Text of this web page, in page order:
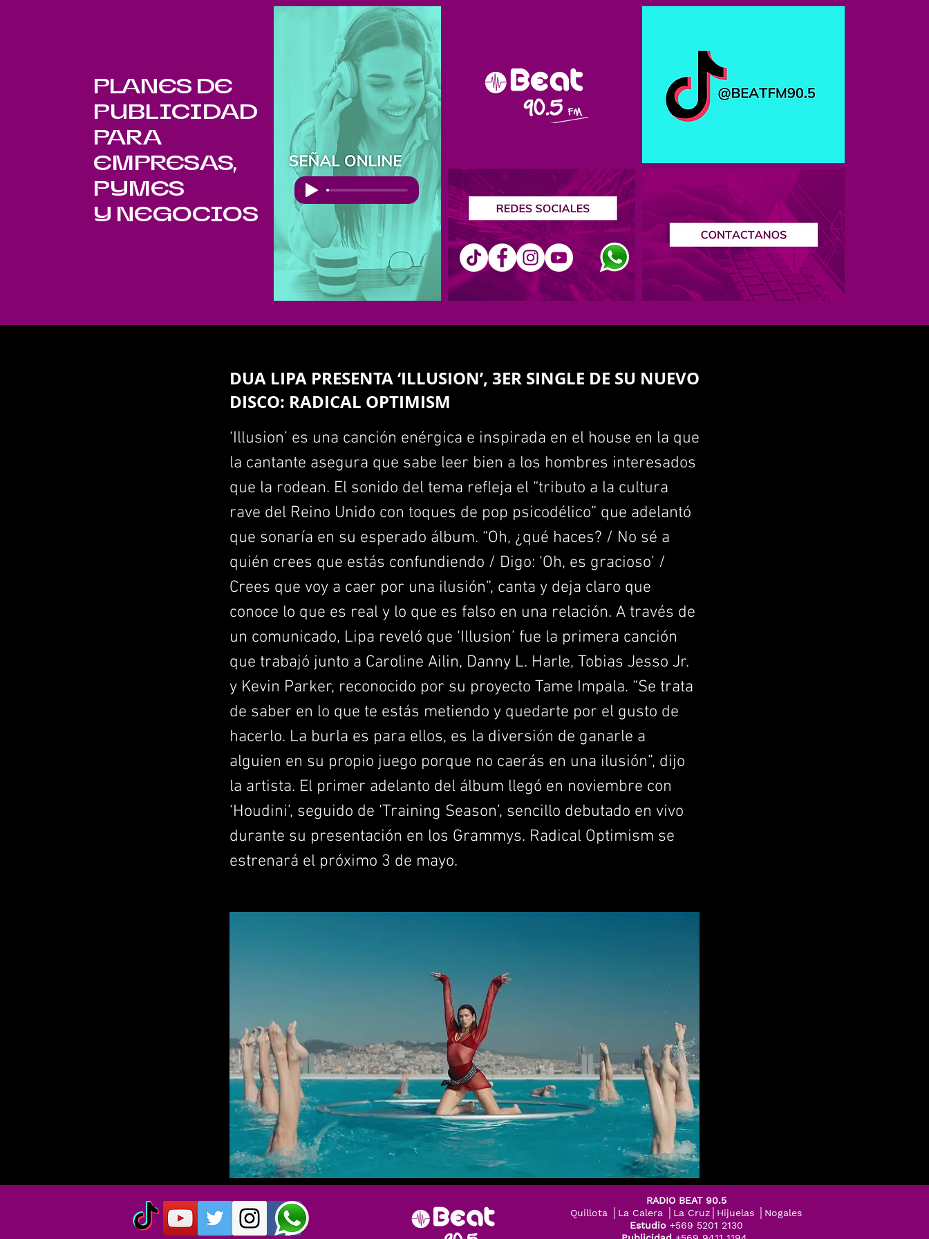
PLANES DE
PUBLICIDAD
PARA
EMPRESAS,
PYMES
Y NEGOCIOS
DUA LIPA PRESENTA ‘ILLUSION’, 3ER SINGLE DE SU NUEVO
DISCO: RADICAL OPTIMISM
‘Illusion’ es una canción enérgica e inspirada en el house en la que
la cantante asegura que sabe leer bien a los hombres interesados
que la rodean. El sonido del tema refleja el “tributo a la cultura
rave del Reino Unido con toques de pop psicodélico” que adelantó
que sonaría en su esperado álbum. “Oh, ¿qué haces? / No sé a
quién crees que estás confundiendo / Digo: ‘Oh, es gracioso’ /
Crees que voy a caer por una ilusión”, canta y deja claro que
conoce lo que es real y lo que es falso en una relación. A través de
un comunicado, Lipa reveló que ‘Illusion’ fue la primera canción
que trabajó junto a Caroline Ailin, Danny L. Harle, Tobias Jesso Jr.
y Kevin Parker, reconocido por su proyecto Tame Impala. “Se trata
de saber en lo que te estás metiendo y quedarte por el gusto de
hacerlo. La burla es para ellos, es la diversión de ganarle a
alguien en su propio juego porque no caerás en una ilusión”, dijo
la artista. El primer adelanto del álbum llegó en noviembre con
‘Houdini’, seguido de ‘Training Season’, sencillo debutado en vivo
durante su presentación en los Grammys. Radical Optimism se
estrenará el próximo 3 de mayo.
RADIO BEAT 90.5
Quillota │La Calera │La Cruz│Hijuelas │Nogales
Estudio+569 5201 2130